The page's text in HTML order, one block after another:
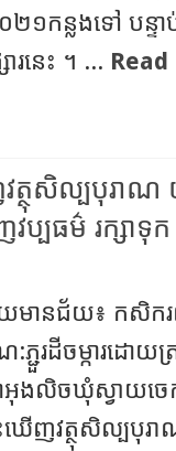
២១កន្លងទៅ បន្ទ
រនេះ ។ ...
ញវត្ថុសិល្បបុរា
ប្បធម៌ រក្សាទុក
ាយមានជ័យ៖ កសិករ
ភ្ជួរដីចម្ការដោយត្
អុងលិចឃុំស្វាយចេ
ឃើញវត្ថុសិល្បបុរ